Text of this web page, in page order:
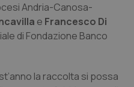
Andria-Canosa-
e Francesco Di
di Fondazione Banco
la raccolta si possa